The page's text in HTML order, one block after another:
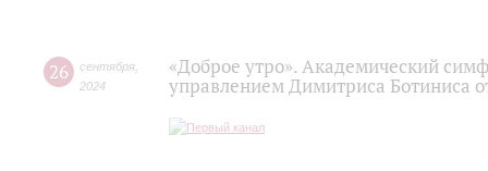
26 сентября
2024
«Доброе утро». Академический
управлением Димитриса Ботиниса